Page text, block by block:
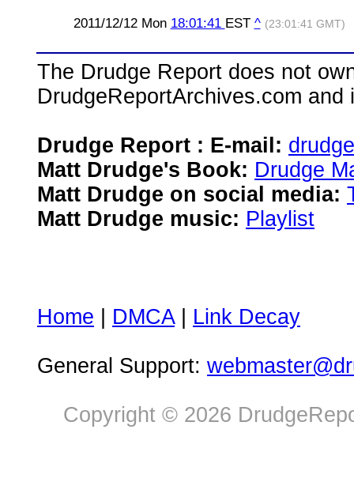
2011/12/12 Mon 18:01:41 EST ^ (23:01:41 GMT)
The Drudge Report does not
DrudgeReportArchives.com
Drudge Report : E-mail:
Matt Drudge's Book: Drudge
Matt Drudge on social media:
Matt Drudge music: Playlist
Home DMCA| Link Decay
General Support:
Copyright © 2026